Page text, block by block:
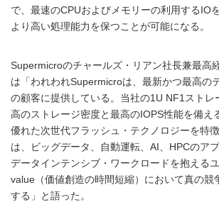
で、最速のCPUおよびメモリーの利用するIO
より高い処理能力を保つことが可能になる。
Supermicroのチャールズ・リアン社長兼最高
は「われわれSupermicroは、最新かつ最高の
の顧客に提供している。当社の1U NF1ストレ
高のストレージ密度と最高のIOPS性能を備え
優れた次世代フラッシュ・テクノロジーを特
は、ビッグデータ、自動運転、AI、HPCのア
データインテンシブ・ワークロードを抱える
value（価値創造の時間短縮）において真の競
する」と語った。